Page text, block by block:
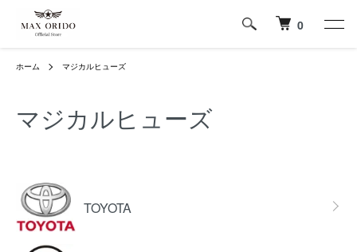
0
ホーム マジカルヒューズ
マジカルヒューズ
TOYOTA